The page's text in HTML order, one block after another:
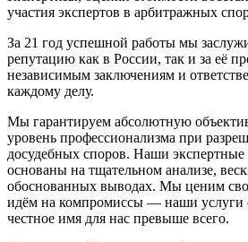
участия экспертов в арбитражных
За 21 год успешной работы мы
репутацию как в России, так и за её
независимым заключениям и
каждому делу.
Мы гарантируем абсолютную
уровень профессионализма при
досудебных споров. Наши экспертные
основаны на тщательном анализе,
обоснованных выводах. Мы ценим
идём на компромиссы — наши услуги
честное имя для нас превыше всего.